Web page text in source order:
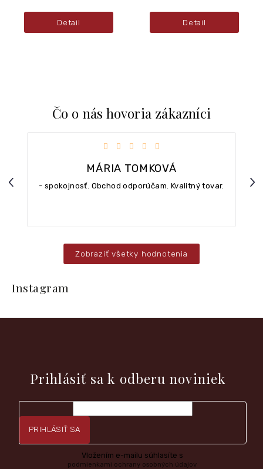
Detail Detail
Čo o nás hovoria zákazníci
Previous
MÁRIA TOMKOVÁ
Hodnotenie obchodu je 5 z 5 hviezdičiek.
- spokojnosť. Obchod odporúčam. Kvalitný tovar.
Zobraziť všetky hodnotenia
t
Instagram
Prihlásiť sa k odberu noviniek
PRIHLÁSIŤ SA
Vložením e-mailu súhlasíte s
podmienkami ochrany osobných údajov